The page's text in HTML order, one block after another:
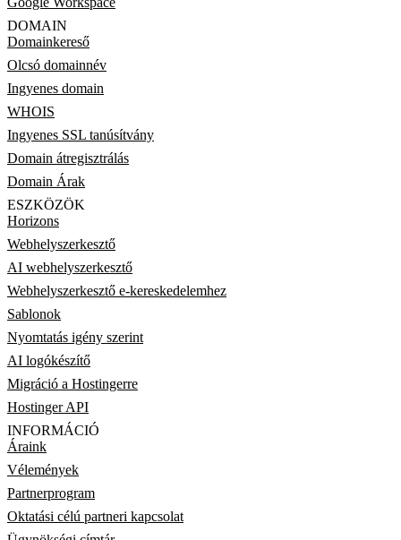
DOMAIN
Domainkereső
Olcsó domainnév
Ingyenes domain
WHOIS
Ingyenes SSL tanúsítvány
Domain átregisztrálás
Domain Árak
ESZKÖZÖK
Horizons
Webhelyszerkesztő
AI webhelyszerkesztő
Webhelyszerkesztő e-kereskedelemhez
Sablonok
Nyomtatás igény szerint
AI logókészítő
Migráció a Hostingerre
Hostinger API
INFORMÁCIÓ
Áraink
Vélemények
Partnerprogram
Oktatási célú partneri kapcsolat